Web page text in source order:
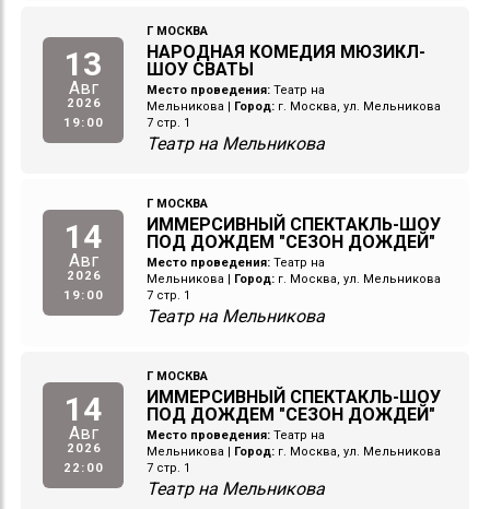
13
Авг
2026
19:00
Г МОСКВА
НАРОДНАЯ КОМЕДИЯ МЮЗИКЛ-
ШОУ СВАТЫ
Место проведения: Театр на
Мельникова
Город: г. Москва, ул. Мельникова
7 стр. 1
Театр на Мельникова
14
Авг
2026
19:00
Г МОСКВА
ИММЕРСИВНЫЙ СПЕКТАКЛЬ-ШОУ
ПОД ДОЖДЕМ "СЕЗОН ДОЖДЕЙ"
Место проведения: Театр на
Мельникова
Город: г. Москва, ул. Мельникова
7 стр. 1
Театр на Мельникова
14
Авг
2026
22:00
Г МОСКВА
ИММЕРСИВНЫЙ СПЕКТАКЛЬ-ШОУ
ПОД ДОЖДЕМ "СЕЗОН ДОЖДЕЙ"
Место проведения: Театр на
Мельникова
Город: г. Москва, ул. Мельникова
7 стр. 1
Театр на Мельникова